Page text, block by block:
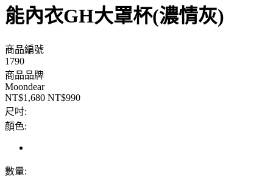
能內衣GH大罩杯(濃情灰)
商品編號
1790
商品品牌
Moondear
NT$1,680 NT$990
尺吋:
顏色:
數量: